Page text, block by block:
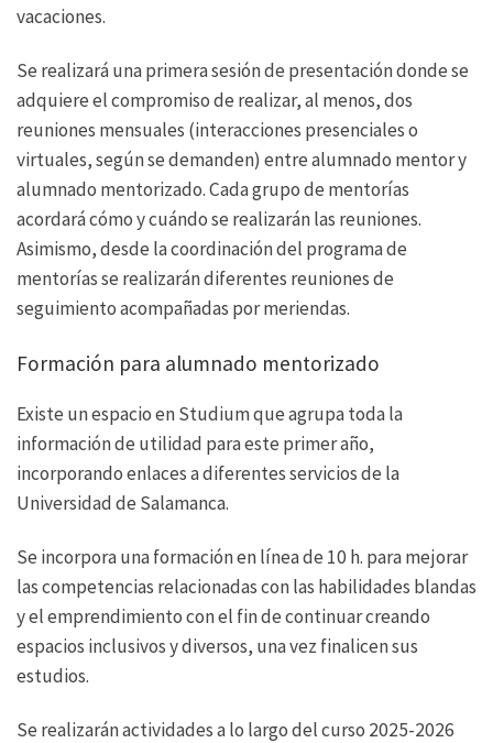
vacaciones.
Se realizará una primera sesión de presentación donde se
adquiere el compromiso de realizar, al menos, dos
reuniones mensuales (interacciones presenciales o
virtuales, según se demanden) entre alumnado mentor y
alumnado mentorizado. Cada grupo de mentorías
acordará cómo y cuándo se realizarán las reuniones.
Asimismo, desde la coordinación del programa de
mentorías se realizarán diferentes reuniones de
seguimiento acompañadas por meriendas.
Formación para alumnado mentorizado
Existe un espacio en Studium que agrupa toda la
información de utilidad para este primer año,
incorporando enlaces a diferentes servicios de la
Universidad de Salamanca.
Se incorpora una formación en línea de 10 h. para mejorar
las competencias relacionadas con las habilidades blandas
y el emprendimiento con el fin de continuar creando
espacios inclusivos y diversos, una vez finalicen sus
estudios.
Se realizarán actividades a lo largo del curso 2025-2026